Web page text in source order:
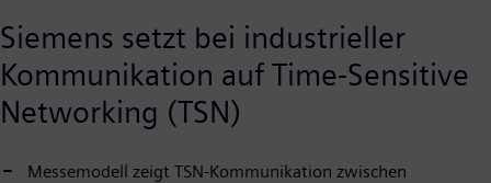
Siemens setzt bei industrieller
Kommunikation auf Time-Sensitive
Networking (TSN)
Messemodell zeigt TSN-Kommunikation zwischen